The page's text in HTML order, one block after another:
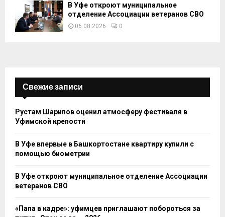
В Уфе откроют муниципальное
отделение Ассоциации ветеранов СВО
06.08.2026 0
Свежие записи
Рустам Шарипов оценил атмосферу фестиваля в
Уфимской крепости
В Уфе впервые в Башкортостане квартиру купили с
помощью биометрии
В Уфе откроют муниципальное отделение Ассоциации
ветеранов СВО
«Папа в кадре»: уфимцев приглашают побороться за